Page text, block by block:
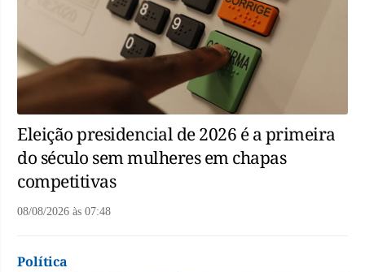
Eleição presidencial de 2026 é a primeira
do século sem mulheres em chapas
competitivas
08/08/2026 às 07:48
Política